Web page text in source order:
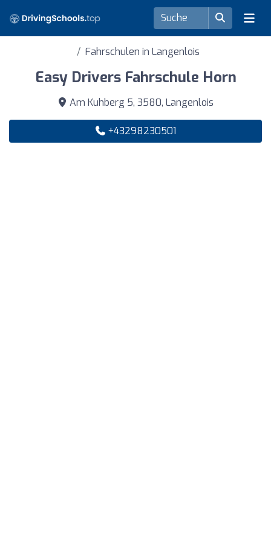
Fahrschulen in Langenlois
Easy Drivers Fahrschule Horn
Am Kuhberg 5, 3580, Langenlois
+43298230501